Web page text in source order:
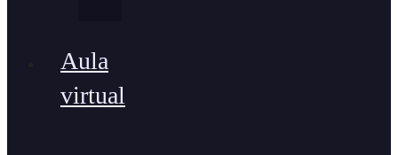
Aula
virtual